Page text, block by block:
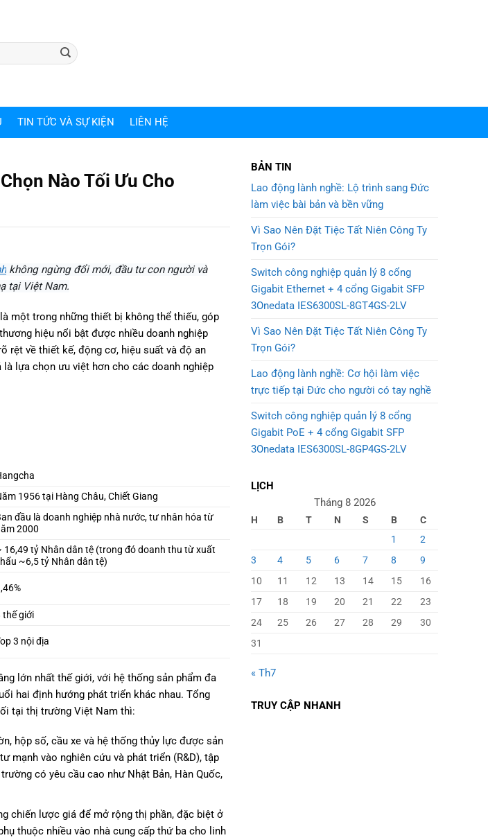
TIN TỨC VÀ SỰ KIỆN LIÊN HỆ
Nào Tối Ưu Cho
không ngừng đổi mới, đầu tư con người và
tại Việt Nam.
một trong những thiết bị không thể thiếu, góp
hiệu nổi bật được nhiều doanh nghiệp
rệt về thiết kế, động cơ, hiệu suất và độ an
lựa chọn ưu việt hơn cho các doanh nghiệp
1956 tại Hàng Châu, Chiết Giang
đầu là doanh nghiệp nhà nước, tư nhân hóa từ
2000
16,49 tỷ Nhân dân tệ (trong đó doanh thu từ xuất
~6,5 tỷ Nhân dân tệ)
thế giới
3 nội địa
lớn nhất thế giới, với hệ thống sản phẩm đa
hai định hướng phát triển khác nhau. Tổng
tại thị trường Việt Nam thì:
hộp số, cầu xe và hệ thống thủy lực được sản
mạnh vào nghiên cứu và phát triển (R&D), tập
có yêu cầu cao như Nhật Bản, Hàn Quốc,
chiến lược giá để mở rộng thị phần, đặc biệt ở
thuộc nhiều vào nhà cung cấp thứ ba cho linh
BẢN TIN
Lao động lành nghề: Lộ trình sang Đức
làm việc bài bản và bền vững
Vì Sao Nên Đặt Tiệc Tất Niên Công Ty
Trọn Gói?
Switch công nghiệp quản lý 8 cổng
Gigabit Ethernet + 4 cổng Gigabit SFP
3Onedata IES6300SL-8GT4GS-2LV
Vì Sao Nên Đặt Tiệc Tất Niên Công Ty
Trọn Gói?
Lao động lành nghề: Cơ hội làm việc
trực tiếp tại Đức cho người có tay nghề
Switch công nghiệp quản lý 8 cổng
Gigabit PoE + 4 cổng Gigabit SFP
3Onedata IES6300SL-8GP4GS-2LV
LỊCH
Tháng 8 2026
H B T N S B
C
1
2
3
4 5 6 7 8
9
10
11 12 13 14 15
16
17
18 19 20 21 22
23
24
25 26 27 28 29
30
31
« Th7
TRUY CẬP NHANH